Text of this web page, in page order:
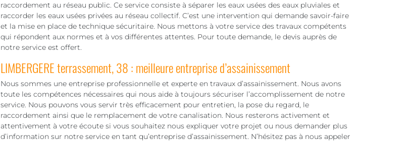
raccordement au réseau public. Ce service consiste à séparer les eaux usées des eaux pluviales et
raccorder les eaux usées privées au réseau collectif. C’est une intervention qui demande savoir-faire
et la mise en place de technique sécuritaire. Nous mettons à votre service des travaux compétents
qui répondent aux normes et à vos différentes attentes. Pour toute demande, le devis auprès de
notre service est offert.
LIMBERGERE terrassement, 38 : meilleure entreprise d’assainissement
Nous sommes une entreprise professionnelle et experte en travaux d’assainissement. Nous avons
toute les compétences nécessaires qui nous aide à toujours sécuriser l’accomplissement de notre
service. Nous pouvons vous servir très efficacement pour entretien, la pose du regard, le
raccordement ainsi que le remplacement de votre canalisation. Nous resterons activement et
attentivement à votre écoute si vous souhaitez nous expliquer votre projet ou nous demander plus
d’information sur notre service en tant qu’entreprise d’assainissement. N’hésitez pas à nous appeler